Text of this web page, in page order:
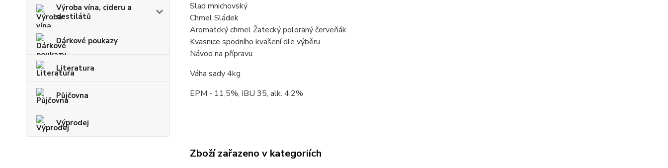
Výroba vína, cideru a
destilátů
Dárkové poukazy
Literatura
Půjčovna
Výprodej
Slad mnichovský
Chmel Sládek
Aromatcký chmel Žatecký poloraný červeňák
Kvasnice spodního kvašení dle výběru
Návod na přípravu
Váha sady 4kg
EPM - 11,5%, IBU 35, alk. 4,2%
Zboží zařazeno v kategoriích